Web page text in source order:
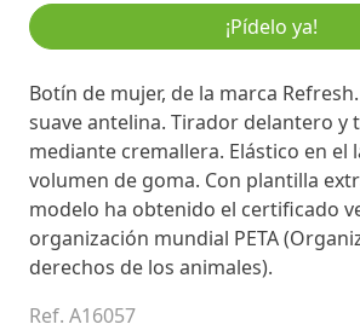
¡Pídelo ya!
Botín de mujer, de la marca
suave antelina. Tirador delantero y
mediante cremallera. Elástico en el
volumen de goma. Con plantilla
modelo ha obtenido el certificado
organización mundial PETA
derechos de los animales).
Ref. A16057